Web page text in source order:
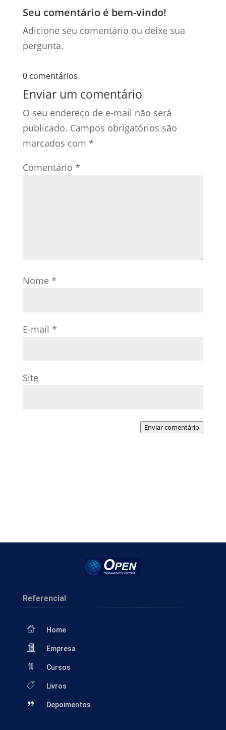
Seu comentário é bem-vindo!
Adicione seu comentário ou deixe sua
pergunta.
0 comentários
Enviar um comentário
O seu endereço de e-mail não será
publicado. Campos obrigatórios são
marcados com *
Comentário *
Nome *
E-mail *
Site
Enviar comentário
Referencial
Home
Empresa
Cursos
Livros
Depoimentos